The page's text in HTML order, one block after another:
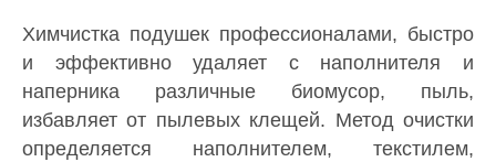
Химчистка подушек профессионалами, быстро
и эффективно удаляет с наполнителя и
наперника различные биомусор, пыль,
избавляет от пылевых клещей. Метод очистки
определяется наполнителем, текстилем,